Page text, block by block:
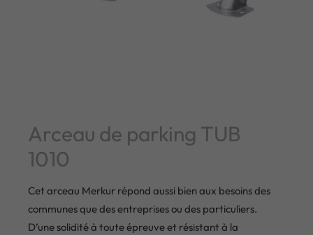
Arceau de parking TUB
1010
Cet arceau Merkur répond aussi bien aux besoins des
communes que des entreprises ou des particuliers.
D’une solidité à toute épreuve et résistant à la